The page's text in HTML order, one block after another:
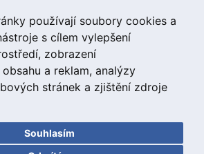
používají soubory cookies a
s cílem vylepšení
zobrazení
a reklam, analýzy
stránek a zjištění zdroje
Souhlasím
PNEU s.r.o. Všetky práva vyhradené.